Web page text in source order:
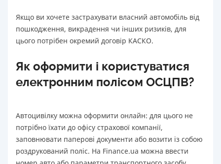
Якщо ви хочете застрахувати власний автомобіль від
пошкодження, викрадення чи інших ризиків, для
цього потрібен окремий договір КАСКО.
Як оформити і користуватися
електронним полісом ОСЦПВ?
Автоцивілку можна оформити онлайн: для цього не
потрібно їхати до офісу страхової компанії,
заповнювати паперові документи або возити із собою
роздрукований поліс. На Finance.ua можна ввести